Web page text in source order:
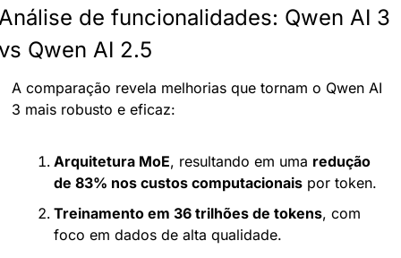
de funcionalidades: Qwen AI 3
Qwen AI 2.5
A comparação revela melhorias que tornam o Qwen AI
3 mais robusto e eficaz:
Arquitetura MoE, resultando em uma redução
de 83% nos custos computacionais por token.
Treinamento em 36 trilhões de tokens, com
foco em dados de alta qualidade.